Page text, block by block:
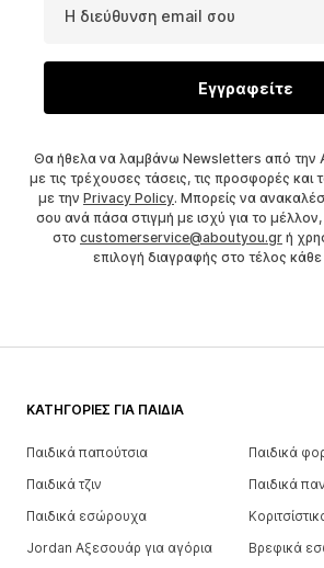
Η διεύθυνση email σου
Εγγραφείτε
Θα ήθελα να λαμβάνω Newsletters από την
με τις τρέχουσες τάσεις, τις προσφορές
με την Privacy Policy. Μπορείς να
σου ανά πάσα στιγμή με ισχύ για το
στο customerservice@aboutyou.gr ή
επιλογή διαγραφής στο τέλος
ΚΑΤΗΓΟΡΊΕΣ ΓΙΑ ΠΑΙΔΙΆ
Παιδικά παπούτσια
Παιδικά
Παιδικά τζιν
Παιδικά
Παιδικά εσώρουχα
Jordan Αξεσουάρ για αγόρια
Βρεφικά